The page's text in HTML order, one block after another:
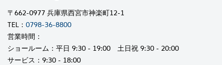
〒662-0977 兵庫県西宮市神楽町12-1
TEL： 0798-36-8800
営業時間：
ショールーム：平日 9:30 - 19:00 土日祝 9:30 - 20:00
サービス：9:30 - 18:00